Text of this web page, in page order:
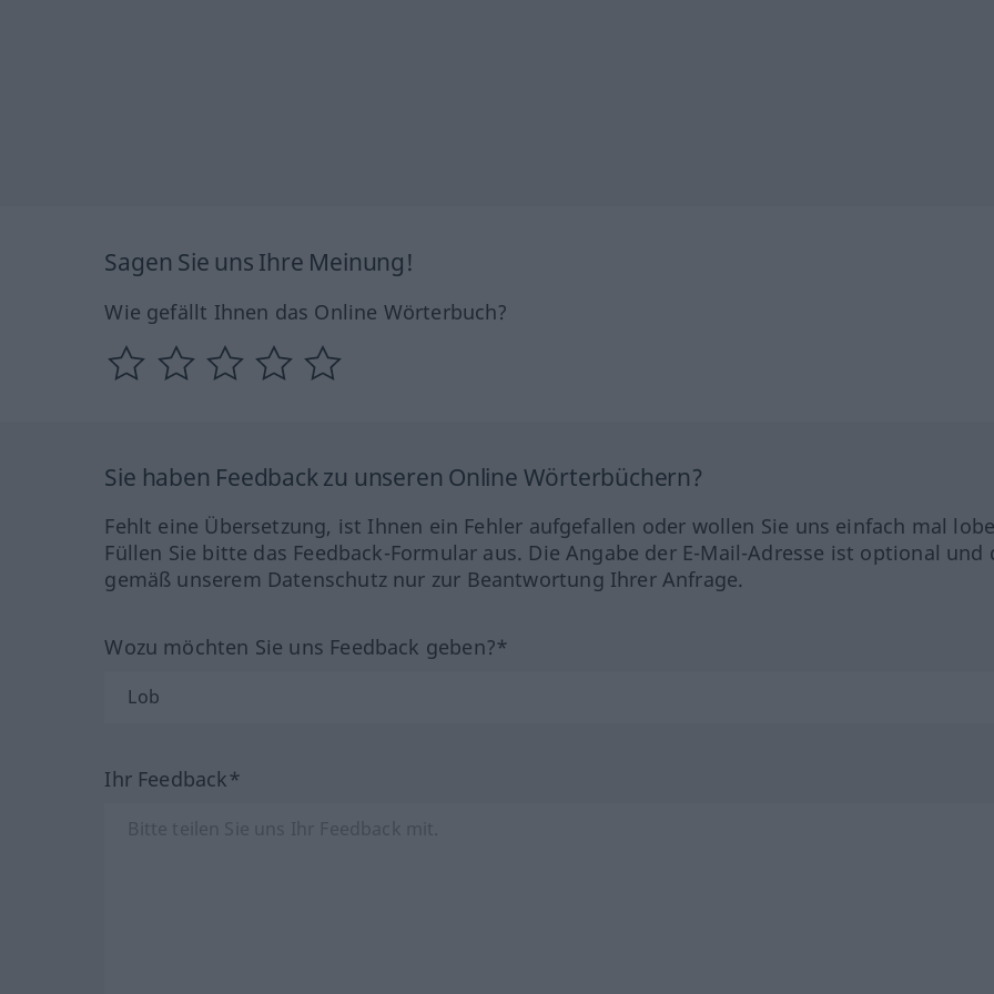
Sagen Sie uns Ihre Meinung!
Wie gefällt Ihnen das Online Wörterbuch?
Sie haben Feedback zu unseren Online Wörterbüchern?
Fehlt eine Übersetzung, ist Ihnen ein Fehler aufgefallen oder wollen Sie uns einfach mal
Füllen Sie bitte das Feedback-Formular aus. Die Angabe der E-Mail-Adresse ist optional und
gemäß unserem Datenschutz nur zur Beantwortung Ihrer Anfrage.
Wozu möchten Sie uns Feedback geben?*
Ihr Feedback*